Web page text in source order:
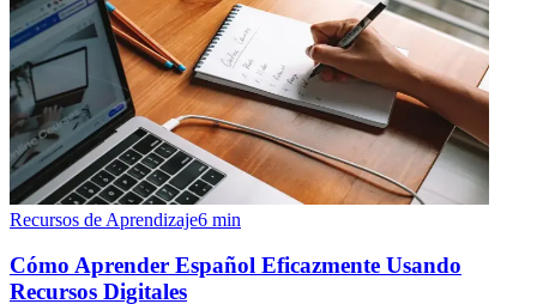
Recursos de Aprendizaje6 min
Cómo Aprender Español Eficazmente Usando
Recursos Digitales